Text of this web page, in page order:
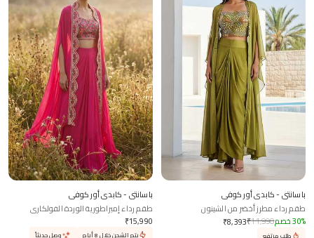
باسانتي - كابدي أور كوفي
طقم رداء مطرز أخضر من الشينون
₹8,393₹11,990 30% خصم
باسانتي - كابدي أور كوفي
طقم رداء إمبراطورية الوردة الفولكاري
₹15,990
يتم الشحن خلال 8 أيام وصل حديثاً